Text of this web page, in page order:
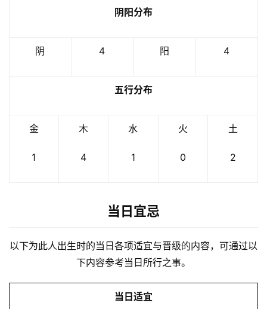
阴阳分布
阴 4 阳 4
五行分布
金
1
木
4
水
1
火
0
土
2
当日宜忌
以下为此人出生时的当日各项适宜与晋级的内容，可通过以
下内容参考当日所行之事。
当日适宜